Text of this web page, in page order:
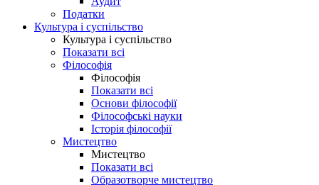
Податки
Культура і суспільство
Культура і суспільство
Показати всі
Філософія
Філософія
Показати всі
Основи філософії
Філософські науки
Історія філософії
Мистецтво
Мистецтво
Показати всі
Образотворче мистецтво